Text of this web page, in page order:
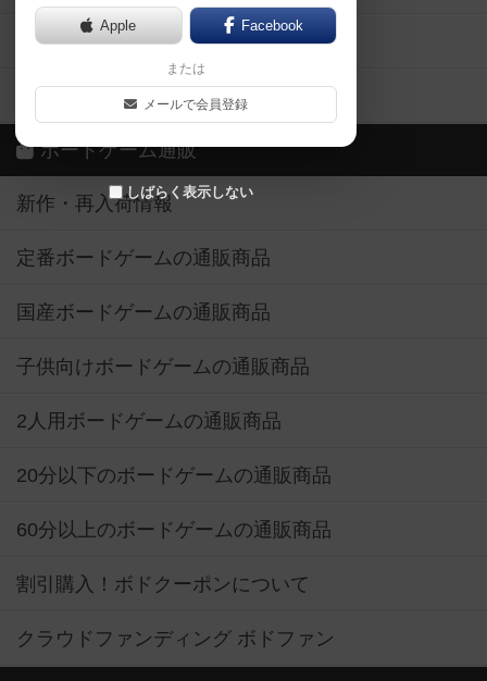
Apple Facebook
または
メールで会員登録
しばらく表示しない
ボードゲーム業界コラム
ボドゲーマご利用案内
ボードゲーム通販
新作・再入荷情報
定番ボードゲームの通販商品
国産ボードゲームの通販商品
子供向けボードゲームの通販商品
2人用ボードゲームの通販商品
20分以下のボードゲームの通販商品
60分以上のボードゲームの通販商品
割引購入！ボドクーポンについて
クラウドファンディング ボドファン